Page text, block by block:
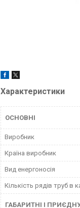
Характеристики
ОСНОВНІ
Виробник
Країна виробник
Вид енергоносія
Кількість рядів труб в
ГАБАРИТНІ І